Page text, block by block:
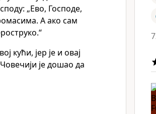
„Ево, Господе,
А ако сам
кући, јер је и овај
је дошао да